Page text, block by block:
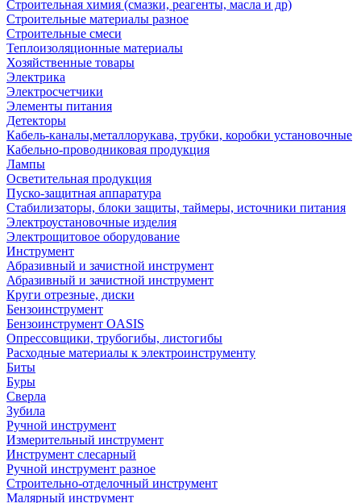
Строительная химия (смазки, реагенты, масла и др)
Строительные материалы разное
Строительные смеси
Теплоизоляционные материалы
Хозяйственные товары
Электрика
Электросчетчики
Элементы питания
Детекторы
Кабель-каналы,металлорукава, трубки, коробки установочные
Кабельно-проводниковая продукция
Лампы
Осветительная продукция
Пуско-защитная аппаратура
Стабилизаторы, блоки защиты, таймеры, источники питания
Электроустановочные изделия
Электрощитовое оборудование
Инструмент
Абразивный и зачистной инструмент
Абразивный и зачистной инструмент
Круги отрезные, диски
Бензоинструмент
Бензоинструмент OASIS
Опрессовщики, трубогибы, листогибы
Расходные материалы к электроинструменту
Биты
Буры
Сверла
Зубила
Ручной инструмент
Измерительный инструмент
Инструмент слесарный
Ручной инструмент разное
Строительно-отделочный инструмент
Малярный инструмент